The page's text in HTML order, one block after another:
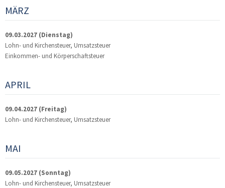
MÄRZ
09.03.2027 (Dienstag)
Lohn- und Kirchensteuer, Umsatzsteuer
Einkommen- und Körperschaftsteuer
APRIL
09.04.2027 (Freitag)
Lohn- und Kirchensteuer, Umsatzsteuer
MAI
09.05.2027 (Sonntag)
Lohn- und Kirchensteuer, Umsatzsteuer